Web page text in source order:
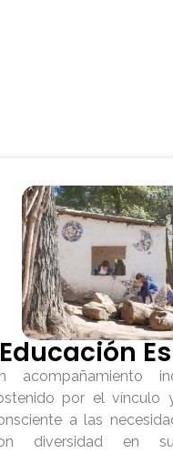
Educación
acompañamiento
por el vínculo
a las
diversidad en